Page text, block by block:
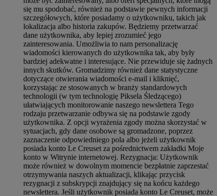
się mu spodobać, również na podstawie pewnych informacji
szczegółowych, które posiadamy o użytkowniku, takich jak
lokalizacja albo historia zakupów. Będziemy przetwarzać
dane użytkownika, aby lepiej zrozumieć jego
zainteresowania. Umożliwia to nam personalizację
wiadomości kierowanych do użytkownika tak, aby były
bardziej adekwatne i interesujące. Nie przewiduje się żadnych
innych skutków. Gromadzimy również dane statystyczne
dotyczące otwierania wiadomości e-mail i kliknięć,
korzystając ze stosowanych w branży standardowych
technologii (w tym technologię Piksela Śledzącego)
ułatwiających monitorowanie naszego newslettera Tego
rodzaju przetwarzanie odbywa się na podstawie zgody
użytkownika. Z opcji wyrażenia zgody można skorzystać w
sytuacjach, gdy dane osobowe są gromadzone, poprzez
zaznaczenie odpowiedniego pola albo jeżeli użytkownik
posiada konto Le Creuset za pośrednictwem zakładki Moje
konto w Witrynie internetowej. Rezygnacja: Użytkownik
może również w dowolnym momencie bezpłatnie zaprzestać
otrzymywania naszych aktualizacji, klikając przycisk
rezygnacji z subskrypcji znajdujący się na końcu każdego
newslettera. Jeśli użytkownik posiada konto Le Creuset, może